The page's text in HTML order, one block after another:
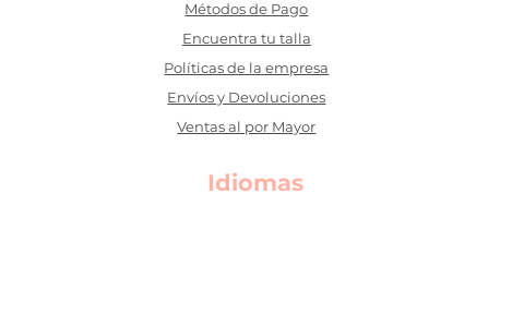
​Métodos de Pago
Encuentra tu talla
Políticas de la empresa
Envíos y Devoluciones
Ventas al por Mayor
Idiomas